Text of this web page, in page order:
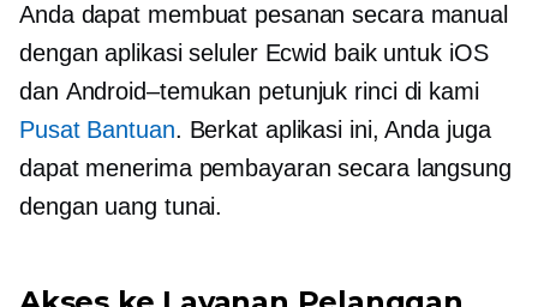
Anda dapat membuat pesanan secara manual
dengan aplikasi seluler Ecwid baik untuk iOS
dan Android–temukan petunjuk rinci di kami
Pusat Bantuan. Berkat aplikasi ini, Anda juga
dapat menerima pembayaran secara langsung
dengan uang tunai.